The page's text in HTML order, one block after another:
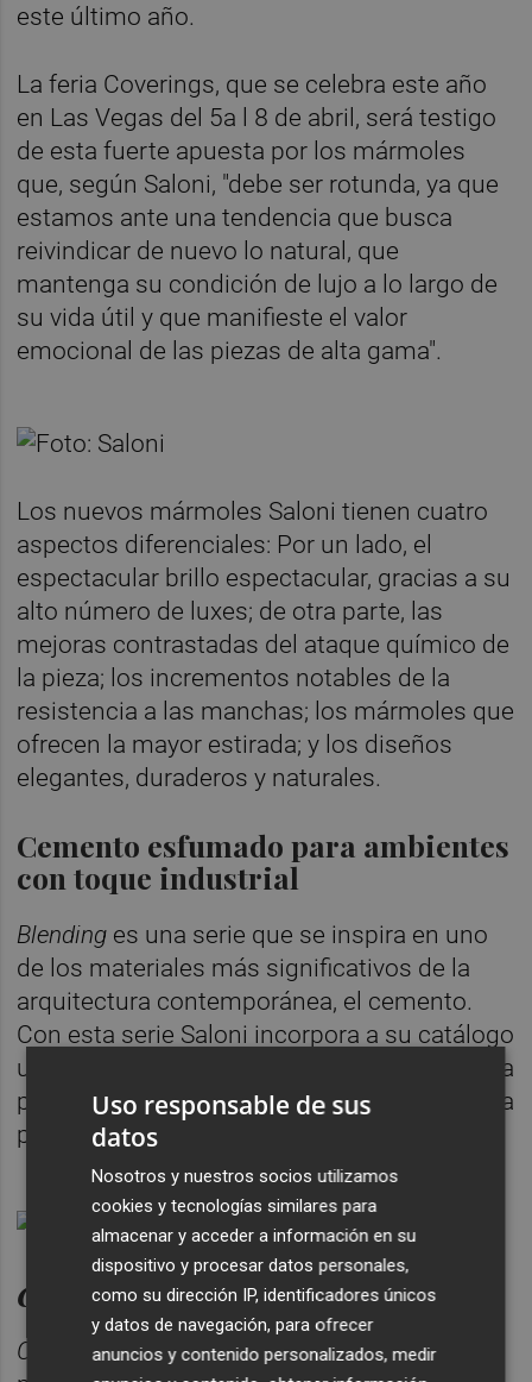
este último año.
La feria Coverings, que se celebra este año
en Las Vegas del 5a l 8 de abril, será testigo
de esta fuerte apuesta por los mármoles
que, según Saloni, "debe ser rotunda, ya que
estamos ante una tendencia que busca
reivindicar de nuevo lo natural, que
mantenga su condición de lujo a lo largo de
su vida útil y que manifieste el valor
emocional de las piezas de alta gama".
Los nuevos mármoles Saloni tienen cuatro
aspectos diferenciales: Por un lado, el
espectacular brillo espectacular, gracias a su
alto número de luxes; de otra parte, las
mejoras contrastadas del ataque químico de
la pieza; los incrementos notables de la
resistencia a las manchas; los mármoles que
ofrecen la mayor estirada; y los diseños
elegantes, duraderos y naturales.
Cemento esfumado para ambientes
con toque industrial
Blending es una serie que se inspira en uno
de los materiales más significativos de la
arquitectura contemporánea, el cemento.
Con esta serie Saloni incorpora a su catálogo
un nuevo producto con carácter, que destaca
por su aspecto mate y tacto suave, ideal para
proyectos de interiorismo.
Care, para espacio saludables
Care
es el antibacteriano de Saloni, que
Uso responsable de sus
datos
Nosotros y nuestros socios utilizamos
cookies y tecnologías similares para
almacenar y acceder a información en su
dispositivo y procesar datos personales,
como su dirección IP, identificadores únicos
y datos de navegación, para ofrecer
anuncios y contenido personalizados, medir